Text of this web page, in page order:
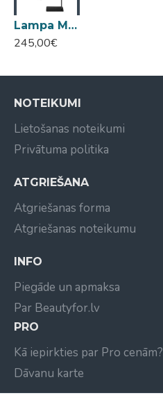
Lampa Moon LED melna uz statīva HD-M8X
245,00€
NOTEIKUMI
Lietošanas noteikumi
Privātuma politika
ATGRIEŠANA
Atgriešanas forma
Atgriešanas noteikumu
INFO
Piegāde un apmaksa
Par Beautyfor.lv
PRO
Kā iepirkties par Pro cenām?
Dāvanu karte